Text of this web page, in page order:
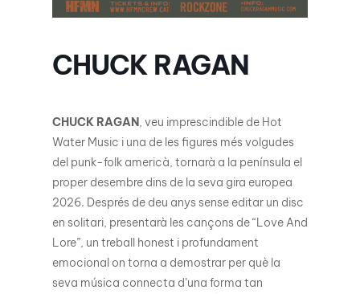
CHUCK RAGAN
CHUCK RAGAN, veu imprescindible de Hot
Water Music i una de les figures més volgudes
del punk-folk americà, tornarà a la península el
proper desembre dins de la seva gira europea
2026. Després de deu anys sense editar un disc
en solitari, presentarà les cançons de “Love And
Lore”, un treball honest i profundament
emocional on torna a demostrar per què la
seva música connecta d’una forma tan